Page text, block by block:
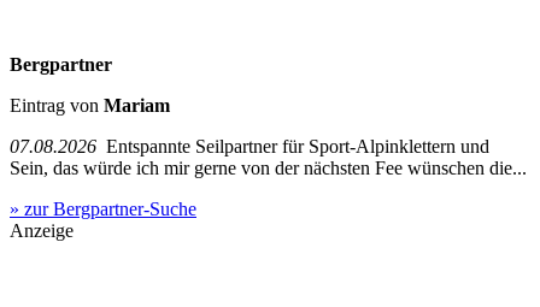
Bergpartner
Eintrag von Mariam
07.08.2026 Entspannte Seilpartner für Sport-Alpinklettern und
Sein, das würde ich mir gerne von der nächsten Fee wünschen die...
» zur Bergpartner-Suche
Anzeige